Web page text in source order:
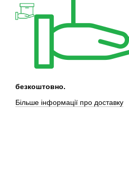
безкоштовно.
Більше інформації про доставку